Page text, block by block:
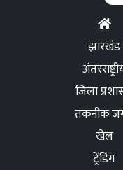
झारखंड
जिला
तकनीक
खेल
ट्रेंडिंग